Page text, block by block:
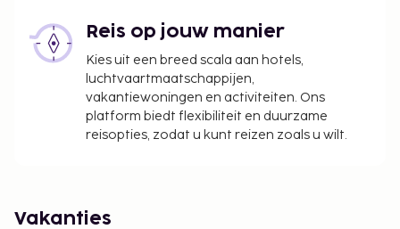
Reis op jouw manier
Kies uit een breed scala aan hotels,
luchtvaartmaatschappijen,
vakantiewoningen en activiteiten. Ons
platform biedt flexibiliteit en duurzame
reisopties, zodat u kunt reizen zoals u wilt.
Vakanties